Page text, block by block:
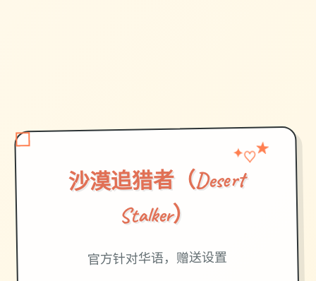
沙漠追猎者（Desert
Stalker）
✦♡★
官方针对华语，赠送设置